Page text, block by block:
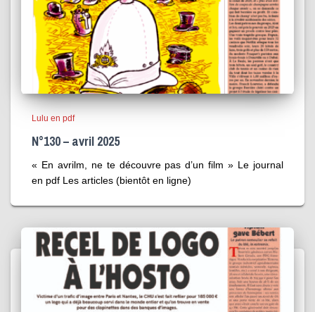
Lulu en pdf
N°130 – avril 2025
« En avrilm, ne te découvre pas d’un film » Le journal
en pdf Les articles (bientôt en ligne)